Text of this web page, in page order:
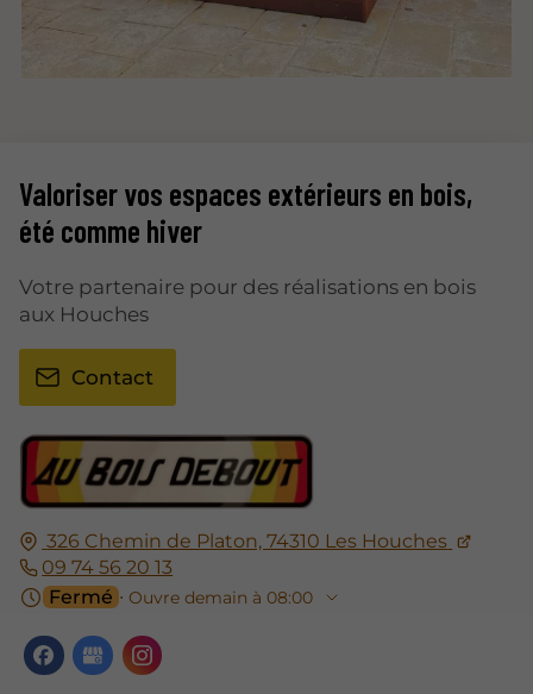
326 Chemin de Platon, 74310 Les Houches
09 74 56 20 13
Fermé ⋅ Ouvre demain à 08:00
Valoriser vos espaces extérieurs en bois,
été comme hiver
Votre partenaire pour des réalisations en bois
aux Houches
Contact